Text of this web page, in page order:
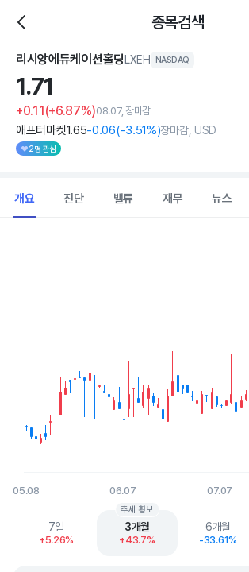
종목검색
리시앙에듀케이션홀딩 LXEH NASDAQ
1.71
+0.11(+6.87%)08.07, 장마감
애프터마켓1.65-0.06(-3.51%)장마감, USD
2명 관심
개요 진단 밸류 재무 뉴스
View as data table, Chart
05.08 06.07 07.07
End of interactive chart.
7일
+5.26%
3개월
+43.7%
추세 횡보
6개월
-33.61%